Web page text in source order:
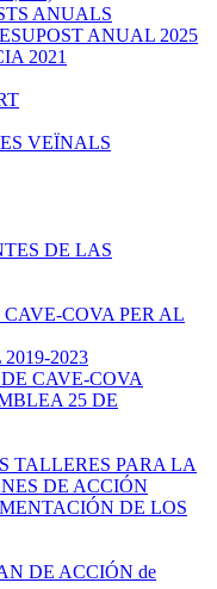
ANUALS
ANUAL 2025
2021
VEÏNALS
DE LAS
CAVE-COVA PER AL
2023
CAVE-COVA
25 DE
TALLERES PARA LA
DE ACCIÓN
DE LOS
DE ACCIÓN de